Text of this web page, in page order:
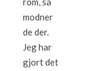
modner
de der.
Jeg har
gjort det